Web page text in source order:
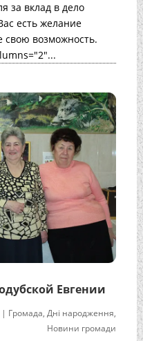
за вклад в дело
есть желание
свою возможность.
Евгении
| Громада,Дні народження,
Новини громади